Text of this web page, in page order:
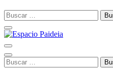
Buscar:
Buscar: